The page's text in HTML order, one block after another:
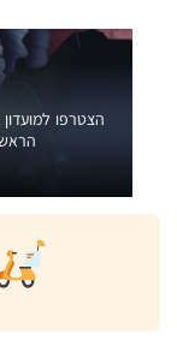
הצטרפו
|
page